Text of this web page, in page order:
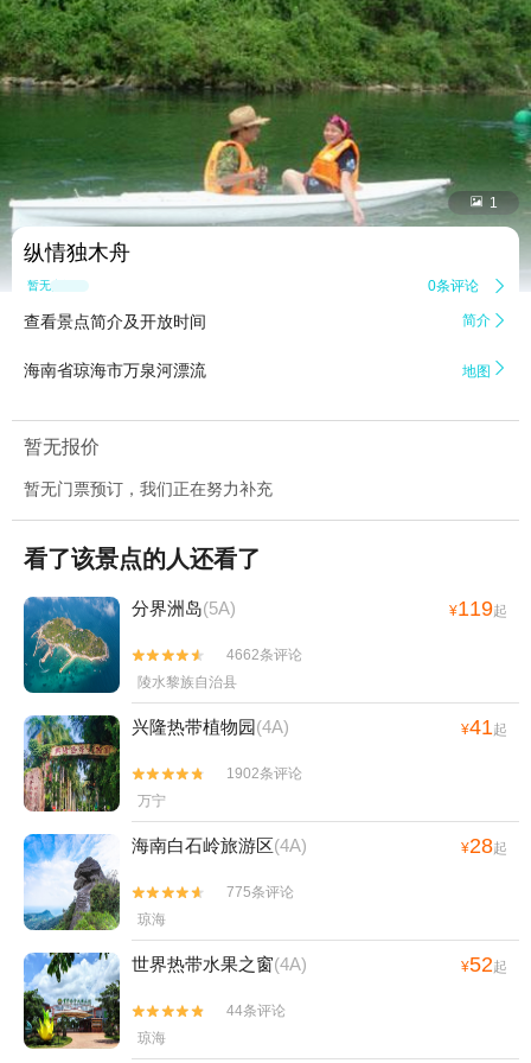
 1
纵情独木舟
暂无点评 0条评论 
查看景点简介及开放时间 简介 
海南省琼海市万泉河漂流 地图 
暂无报价
暂无门票预订，我们正在努力补充
看了该景点的人还看了
分界洲岛(5A) ¥119起


4662条评论
陵水黎族自治县
兴隆热带植物园(4A) ¥41起


1902条评论
万宁
海南白石岭旅游区(4A) ¥28起


775条评论
琼海
世界热带水果之窗(4A) ¥52起


44条评论
琼海
